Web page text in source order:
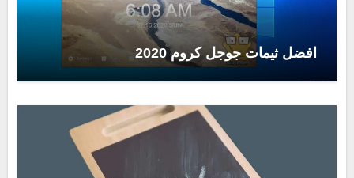
افضل ثيمات جوجل كروم 2020